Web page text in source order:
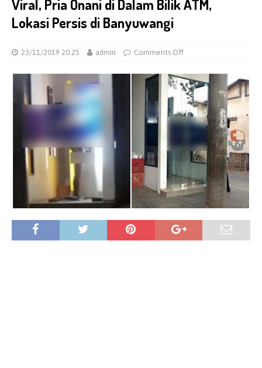
Viral, Pria Onani di Dalam Bilik ATM,
Lokasi Persis di Banyuwangi
23/11/2019 20:25 admin Comments Off